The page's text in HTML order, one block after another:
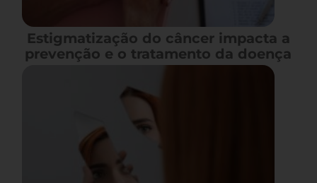
Estigmatização do câncer impacta a
prevenção e o tratamento da doença